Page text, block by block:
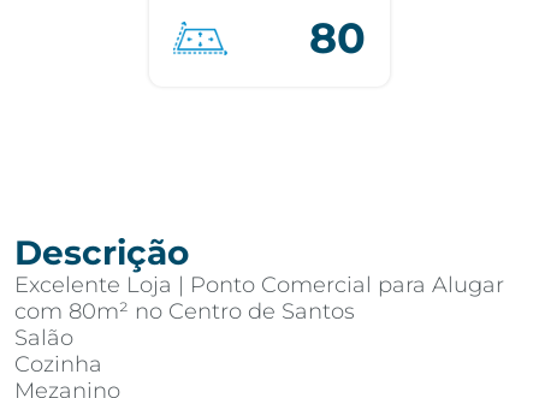
80
Descrição
Excelente Loja | Ponto Comercial para Alugar
com 80m² no Centro de Santos
Salão
Cozinha
Mezanino